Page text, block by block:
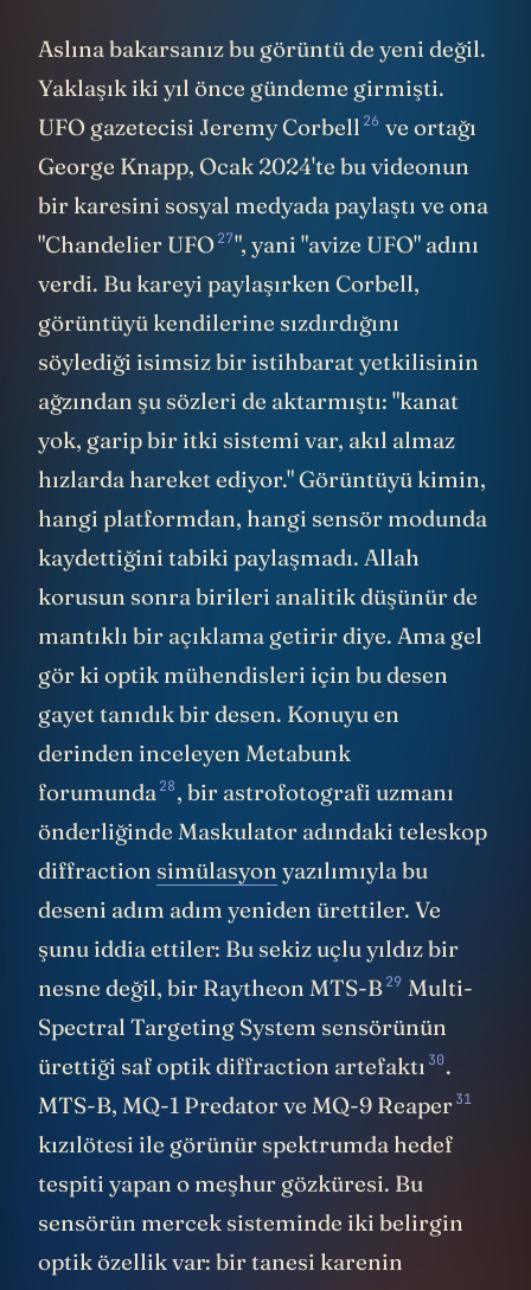
devlet arşivlerine geçirmiş çok net bir
rapor bu. David Grusch'ın48Kongre'de
patlatan o "insan dışı biyolojik kalıntılar" ve
gizli ters mühendislik programları
iddiaları bu raporda yalanlanıyor. Eski
AARO49direktörü ve lazer fizikçisi Sean
Kirkpatrick50, Aralık 2023'te istifa etmeden
önce 800'ün üzerindeki vakayı tek tek
ölçümleyip hiçbirinin evrenin temel fizik
yasalarına meydan okumadığını
kanıtlamıştı. UAP raporlarının neredeyse
yarısını meşgul eden o meşhur "metalik
küre" tasvirlerinin bile, jet motorlarının
yaydığı yoğun ısıyı algılayan kızılötesi
kameraların yazılımsal olarak ekranda
oluşturduğu sensör artefaktları
olabileceğini detaylı olarak göstermişti. 80
yıl içinde her dönem incelenen vakaların
belirli bir oranı açıklanamayan statüsünde
kaldı. Bu oran hep sabit. Eğer gökyüzünde
gerçekten dünya dışı araçlar dolaşıyor
olsaydı, artan sensör ve kamera kalitemizle
birlikte toplam açıklanamayan vaka
sayısının dramatik bir şekilde artması
gerekirdi değil mi? Oysa artmadı,
kategorik olarak sabit kaldı.
Ortada oldukça paradoksal bir durum var;
Pentagon aynı gün aynı portal üzerinden
gigabaytlarca dosyayı indirime açıyor,
şeffaflık adına bildiği her şeyi masaya
döktüğünü ilan ediyor ama basın sözcüleri